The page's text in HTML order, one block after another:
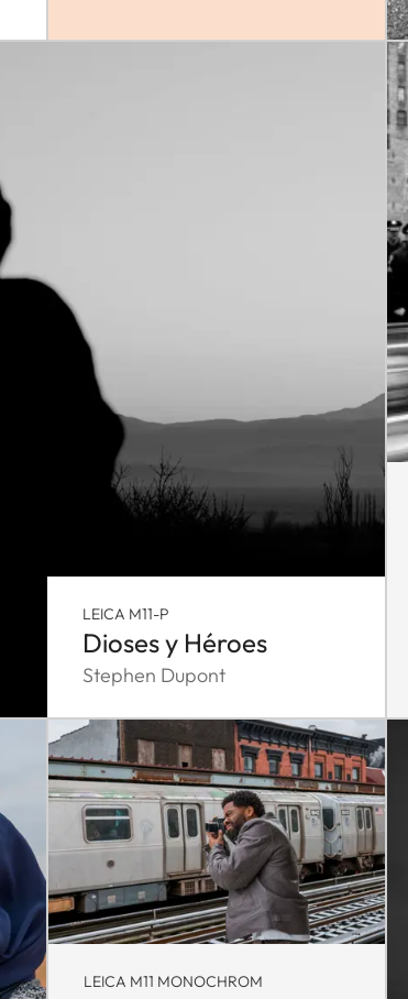
LEICA M11-P
Dioses y Héroes
Stephen Dupont
LEICA M11 MONOCHROM